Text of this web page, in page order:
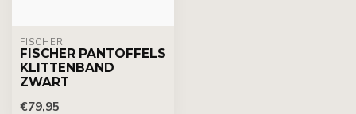
FISCHER
FISCHER PANTOFFELS
KLITTENBAND
ZWART
€79,95